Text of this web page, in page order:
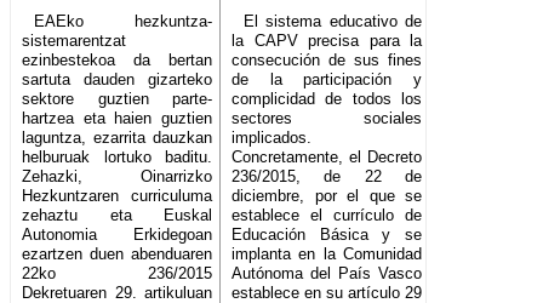
EAEko hezkuntza-
sistemarentzat
ezinbestekoa da bertan
sartuta dauden gizarteko
sektore guztien parte-
hartzea eta haien guztien
laguntza, ezarrita dauzkan
helburuak lortuko baditu.
Zehazki, Oinarrizko
Hezkuntzaren curriculuma
zehaztu eta Euskal
Autonomia Erkidegoan
ezartzen duen abenduaren
22ko 236/2015
Dekretuaren 29. artikuluan
El sistema educativo de
la CAPV precisa para la
consecución de sus fines
de la participación y
complicidad de todos los
sectores sociales
implicados.
Concretamente, el Decreto
236/2015, de 22 de
diciembre, por el que se
establece el currículo de
Educación Básica y se
implanta en la Comunidad
Autónoma del País Vasco
establece en su artículo 29